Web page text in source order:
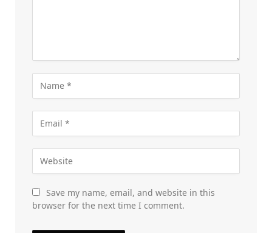
Save my name, email, and website in this
browser for the next time I comment.